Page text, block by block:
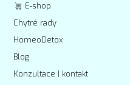
E-shop
Chytré rady
HomeoDetox
Blog
Konzultace | kontakt